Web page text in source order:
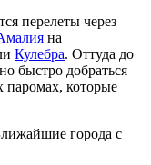
перелеты через
на
Кулебра. Оттуда до
быстро добраться
паромах, которые
города с